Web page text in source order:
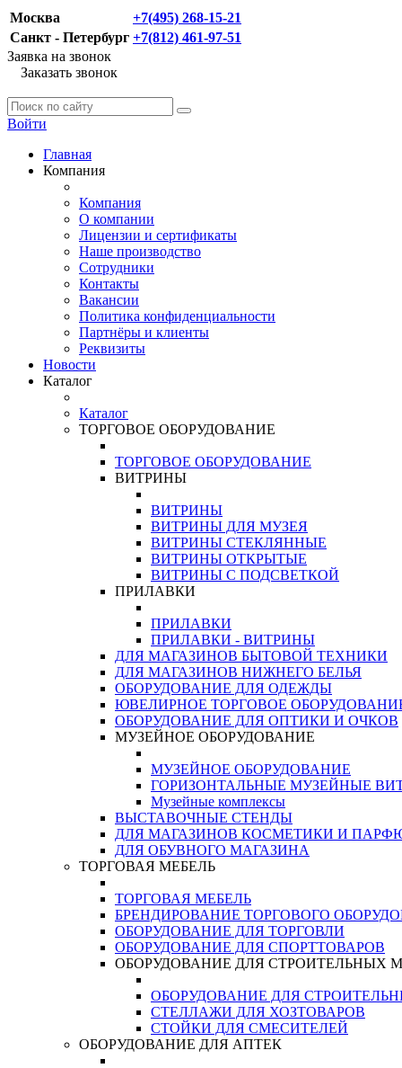
Москва
+7(495) 268-15-21
Санкт - Петербург +7(812) 461-97-51
Заявка на звонок
Заказать звонок
Войти
Главная
Компания
Компания
О компании
Лицензии и сертификаты
Наше производство
Сотрудники
Контакты
Вакансии
Политика конфиденциальности
Партнёры и клиенты
Реквизиты
Новости
Каталог
Каталог
ТОРГОВОЕ ОБОРУДОВАНИЕ
ТОРГОВОЕ ОБОРУДОВАНИЕ
ВИТРИНЫ
ВИТРИНЫ
ВИТРИНЫ ДЛЯ МУЗЕЯ
ВИТРИНЫ СТЕКЛЯННЫЕ
ВИТРИНЫ ОТКРЫТЫЕ
ВИТРИНЫ С ПОДСВЕТКОЙ
ПРИЛАВКИ
ПРИЛАВКИ
ПРИЛАВКИ - ВИТРИНЫ
ДЛЯ МАГАЗИНОВ БЫТОВОЙ ТЕХНИКИ
ДЛЯ МАГАЗИНОВ НИЖНЕГО БЕЛЬЯ
ОБОРУДОВАНИЕ ДЛЯ ОДЕЖДЫ
ЮВЕЛИРНОЕ ТОРГОВОЕ
ОБОРУДОВАНИЕ ДЛЯ ОПТИКИ И ОЧКОВ
МУЗЕЙНОЕ ОБОРУДОВАНИЕ
МУЗЕЙНОЕ ОБОРУДОВАНИЕ
ГОРИЗОНТАЛЬНЫЕ МУЗЕЙНЫЕ
Музейные комплексы
ВЫСТАВОЧНЫЕ СТЕНДЫ
ДЛЯ МАГАЗИНОВ КОСМЕТИКИ И
ДЛЯ ОБУВНОГО МАГАЗИНА
ТОРГОВАЯ МЕБЕЛЬ
ТОРГОВАЯ МЕБЕЛЬ
БРЕНДИРОВАНИЕ ТОРГОВОГО
ОБОРУДОВАНИЕ ДЛЯ ТОРГОВЛИ
ОБОРУДОВАНИЕ ДЛЯ СПОРТТОВАРОВ
ОБОРУДОВАНИЕ ДЛЯ СТРОИТЕЛЬНЫХ
ОБОРУДОВАНИЕ ДЛЯ
СТЕЛЛАЖИ ДЛЯ ХОЗТОВАРОВ
СТОЙКИ ДЛЯ СМЕСИТЕЛЕЙ
ОБОРУДОВАНИЕ ДЛЯ АПТЕК